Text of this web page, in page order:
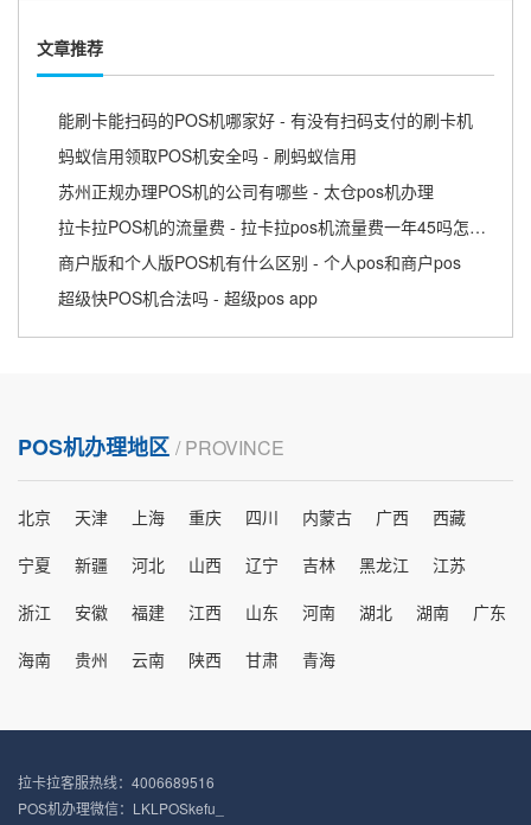
文章推荐
能刷卡能扫码的POS机哪家好 - 有没有扫码支付的刷卡机
蚂蚁信用领取POS机安全吗 - 刷蚂蚁信用
苏州正规办理POS机的公司有哪些 - 太仓pos机办理
拉卡拉POS机的流量费 - 拉卡拉pos机流量费一年45吗怎么收费
商户版和个人版POS机有什么区别 - 个人pos和商户pos
超级快POS机合法吗 - 超级pos app
POS机办理地区 / PROVINCE
北京 天津 上海 重庆 四川 内蒙古 广西
西藏
宁夏
新疆 河北 山西 辽宁 吉林 黑龙江
江苏
浙江
安徽 福建 江西 山东 河南 湖北 湖南
广东
海南
贵州 云南 陕西 甘肃 青海
拉卡拉客服热线：4006689516
POS机办理微信：LKLPOSkefu_